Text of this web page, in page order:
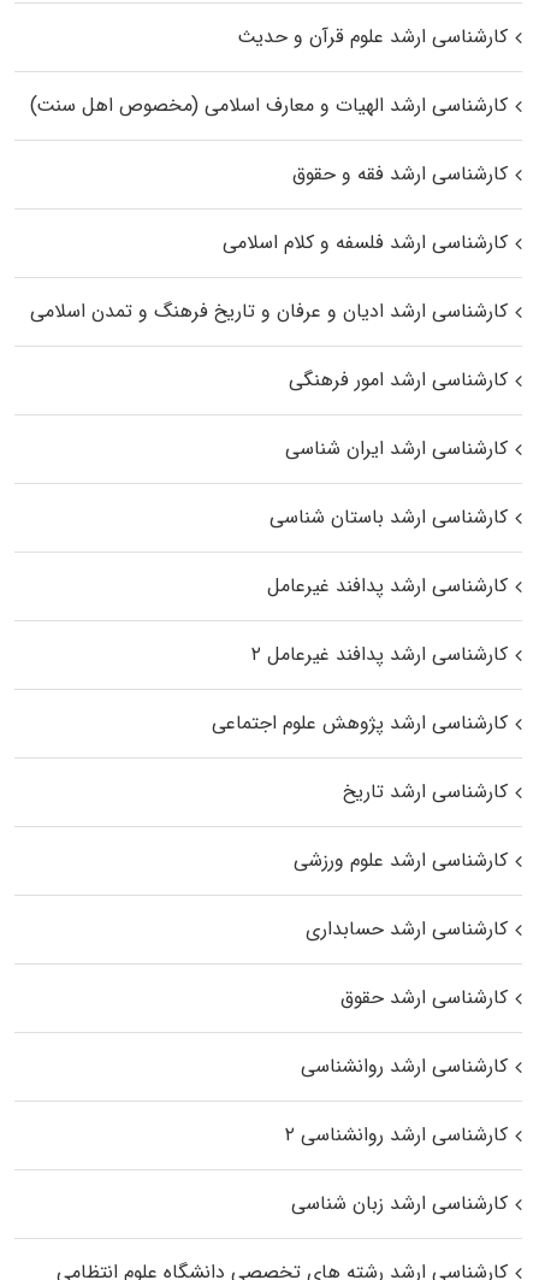
کارشناسی ارشد علوم قرآن و حدیث
کارشناسی ارشد الهیات و معارف اسلامی (مخصوص اهل سنت)
کارشناسی ارشد فقه و حقوق
کارشناسی ارشد فلسفه و کلام اسلامی
کارشناسی ارشد ادیان و عرفان و تاریخ فرهنگ و تمدن اسلامی
کارشناسی ارشد امور فرهنگی
کارشناسی ارشد ایران شناسی
کارشناسی ارشد باستان شناسی
کارشناسی ارشد پدافند غیرعامل
کارشناسی ارشد پدافند غیرعامل ۲
کارشناسی ارشد پژوهش علوم اجتماعی
کارشناسی ارشد تاریخ
کارشناسی ارشد علوم ورزشی
کارشناسی ارشد حسابداری
کارشناسی ارشد حقوق
کارشناسی ارشد روانشناسی
کارشناسی ارشد روانشناسی ۲
کارشناسی ارشد زبان شناسی
کارشناسی ارشد رﺷﺘﻪ ﻫﺎی تخصصی داﻧﺸﮕﺎه ﻋﻠﻮم انتظامی